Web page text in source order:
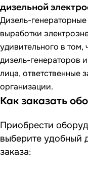
дизельной
Дизель-
выработки
удивительного в
дизель-генераторов
лица, ответственные
организации.
Как заказать
Приобрести
выберите удобный
заказа: